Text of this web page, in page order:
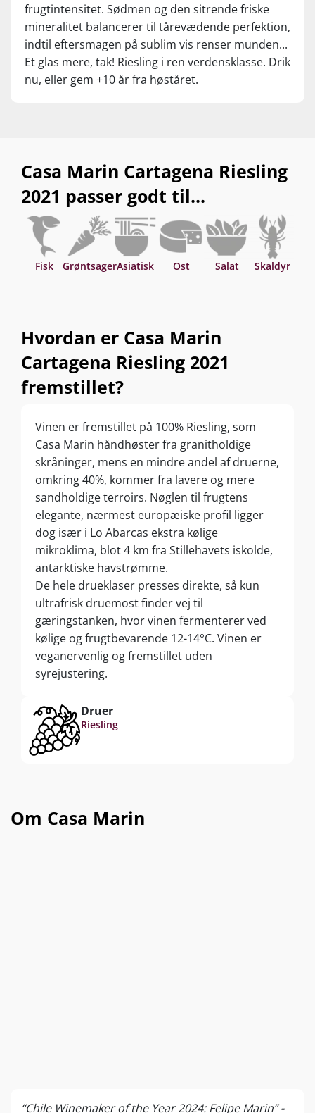
frugtintensitet. Sødmen og den sitrende friske
mineralitet balancerer til tårevædende perfektion,
indtil eftersmagen på sublim vis renser munden...
Et glas mere, tak! Riesling i ren verdensklasse. Drik
nu, eller gem +10 år fra høståret.
Casa Marin Cartagena Riesling
2021 passer godt til...
Fisk GrøntsagerAsiatisk Ost Salat Skaldyr
Hvordan er Casa Marin
Cartagena Riesling 2021
fremstillet?
Vinen er fremstillet på 100% Riesling, som
Casa Marin håndhøster fra granitholdige
skråninger, mens en mindre andel af druerne,
omkring 40%, kommer fra lavere og mere
sandholdige terroirs. Nøglen til frugtens
elegante, nærmest europæiske profil ligger
dog især i Lo Abarcas ekstra kølige
mikroklima, blot 4 km fra Stillehavets iskolde,
antarktiske havstrømme.
De hele drueklaser presses direkte, så kun
ultrafrisk druemost finder vej til
gæringstanken, hvor vinen fermenterer ved
kølige og frugtbevarende 12-14°C. Vinen er
veganervenlig og fremstillet uden
syrejustering.
Druer
Riesling
Om Casa Marin
“Chile Winemaker of the Year 2024: Felipe Marin”-